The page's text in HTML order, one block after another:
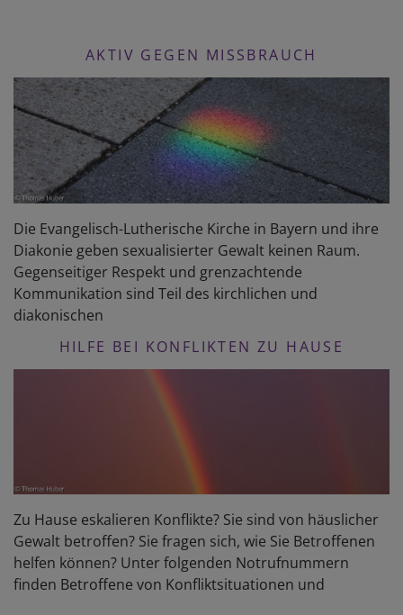
AKTIV GEGEN MISSBRAUCH
Die Evangelisch-Lutherische Kirche in Bayern und ihre
Diakonie geben sexualisierter Gewalt keinen Raum.
Gegenseitiger Respekt und grenzachtende
Kommunikation sind Teil des kirchlichen und
diakonischen
HILFE BEI KONFLIKTEN ZU HAUSE
Zu Hause eskalieren Konflikte? Sie sind von häuslicher
Gewalt betroffen? Sie fragen sich, wie Sie Betroffenen
helfen können? Unter folgenden Notrufnummern
finden Betroffene von Konfliktsituationen und